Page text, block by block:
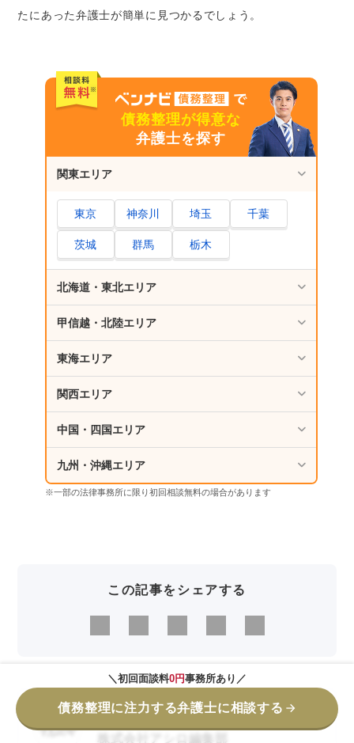
たにあった弁護士が簡単に見つかるでしょう。
債務整理が得意な
弁護士を探す
関東エリア
東京 神奈川 埼玉 千葉
茨城 群馬 栃木
北海道・東北エリア
甲信越・北陸エリア
東海エリア
関西エリア
中国・四国エリア
九州・沖縄エリア
※一部の法律事務所に限り初回相談無料の場合があります
この記事をシェアする
編集者
＼初回面談料0円事務所あり／
債務整理に注力する弁護士に相談する